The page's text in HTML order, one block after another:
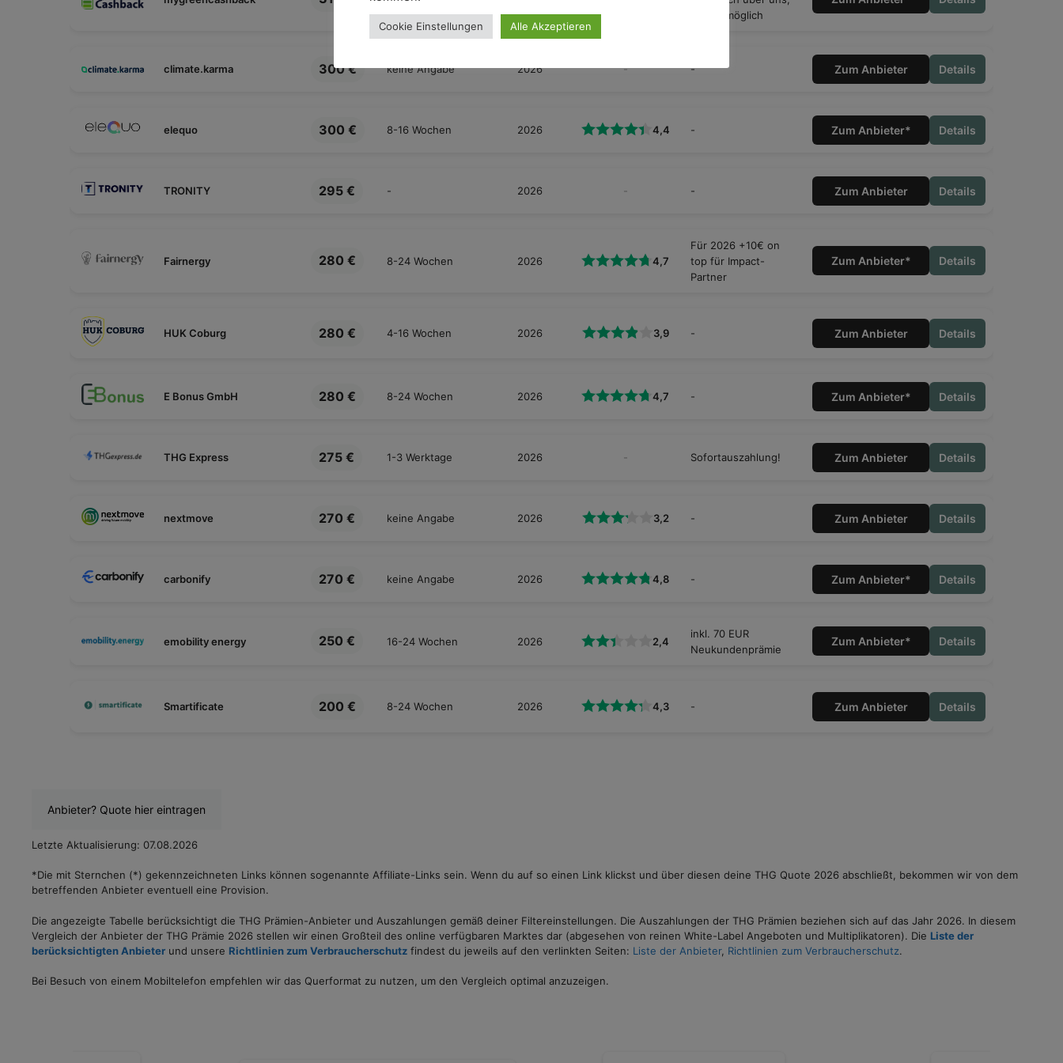
Paypal möglich
climate.karma 300 € keine Angabe 2026 - - Zum Anbieter Details
elequo 300 € 8-16 Wochen 2026 4,4 - Zum Anbieter* Details
TRONITY 295 € - 2026 - - Zum Anbieter Details
Fairnergy 280 € 8-24 Wochen 2026 4,7
Für 2026 +10€ on
top für Impact-
Partner
Zum Anbieter* Details
HUK Coburg 280 € 4-16 Wochen 2026 3,9 - Zum Anbieter Details
E Bonus GmbH 280 € 8-24 Wochen 2026 4,7 - Zum Anbieter* Details
THG Express 275 € 1-3 Werktage 2026 - Sofortauszahlung! Zum Anbieter Details
nextmove 270 € keine Angabe 2026 3,2 - Zum Anbieter Details
carbonify 270 € keine Angabe 2026 4,8 - Zum Anbieter* Details
emobility energy 250 € 16-24 Wochen 2026 2,4
inkl. 70 EUR
Neukundenprämie
Zum Anbieter* Details
Smartificate 200 € 8-24 Wochen 2026 4,3 - Zum Anbieter Details
Anbieter? Quote hier eintragen
Letzte Aktualisierung: 07.08.2026
*Die mit Sternchen (*) gekennzeichneten Links können sogenannte Affiliate-Links sein. Wenn du auf so einen Link klickst und über diesen deine THG Quote 2026 abschließt, bekommen wir von dem
betreffenden Anbieter eventuell eine Provision.
Die angezeigte Tabelle berücksichtigt die THG Prämien-Anbieter und Auszahlungen gemäß deiner Filtereinstellungen. Die Auszahlungen der THG Prämien beziehen sich auf das Jahr 2026. In diesem
Vergleich der Anbieter der THG Prämie 2026 stellen wir einen Großteil des online verfügbaren Marktes dar (abgesehen von reinen White-Label Angeboten und Multiplikatoren). Die Liste der
berücksichtigten Anbieter und unsere Richtlinien zum Verbraucherschutz findest du jeweils auf den verlinkten Seiten: Liste der Anbieter, Richtlinien zum Verbraucherschutz.
Bei Besuch von einem Mobiltelefon empfehlen wir das Querformat zu nutzen, um den Vergleich optimal anzuzeigen.
Cookie Einstellungen Alle Akzeptieren